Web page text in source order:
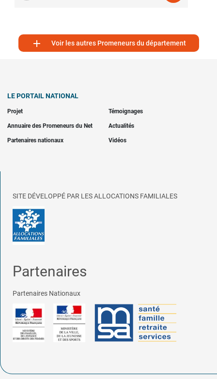
 Voir les autres Promeneurs du département
LE PORTAIL NATIONAL
Projet Témoignages
Annuaire des Promeneurs du Net Actualités
Partenaires nationaux Vidéos
SITE DÉVELOPPÉ PAR LES ALLOCATIONS FAMILIALES
Partenaires
Partenaires Nationaux